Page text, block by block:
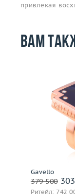
привлекая
Вам
Gavello
379 500
Ритейл: 742
Размер
Вес (г)